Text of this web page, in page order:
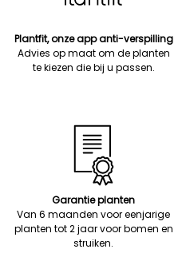
Plantfit, onze app anti-verspilling
Advies op maat om de planten
te kiezen die bij u passen.
Garantie planten
Van 6 maanden voor eenjarige
planten tot 2 jaar voor bomen en
struiken.